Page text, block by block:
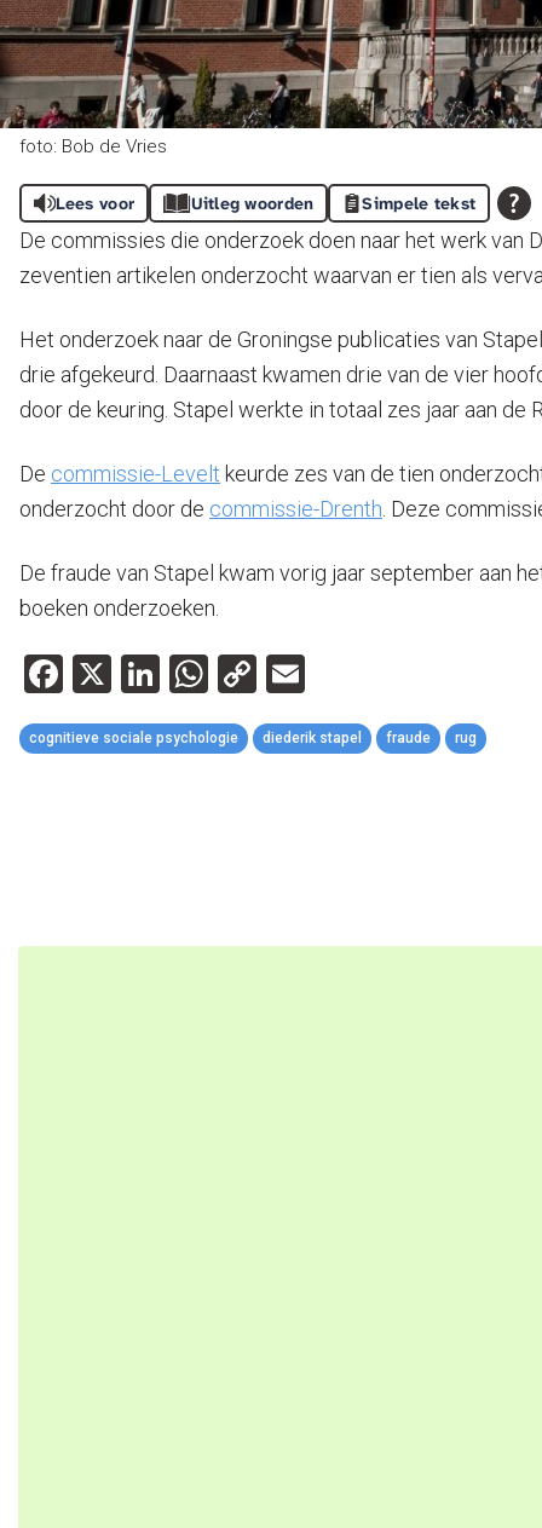
foto: Bob de Vries
Lees voor Uitleg woorden Simpele tekst
De commissies die onderzoek doen naar het werk van
zeventien artikelen onderzocht waarvan er tien als
Het onderzoek naar de Groningse publicaties van
drie afgekeurd. Daarnaast kwamen drie van de vier
door de keuring. Stapel werkte in totaal zes jaar aan de
De commissie-Levelt keurde zes van de tien
onderzocht door de commissie-Drenth . Deze
De fraude van Stapel kwam vorig jaar september aan
boeken onderzoeken.
Facebook
X LinkedIn
WhatsApp
Copy
Link
cognitieve sociale psychologie diederik stapel fraude rug